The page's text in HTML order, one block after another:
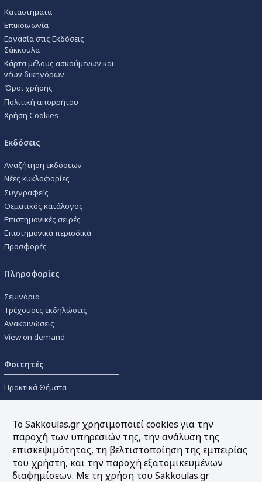
Καταστήματα
Επικοινωνία
Εργασία στις Εκδόσεις
Σάκκουλα
Κάρτα μέλους ασκούμενων και
νέων δικηγόρων
Όροι χρήσης
Πολιτική απορρήτου
Χρήση Cookies
Εκδόσεις
Αναζήτηση εκδόσεων
Νέες κυκλοφορίες
Συγγραφείς
Θεματικός κατάλογος
Επιστημονικές σειρές
Επιστημονικά περιοδικά
Προσφορές
Πληροφορίες
Σεμινάρια
Τρέχουσες εκδηλώσεις
Ανακοινώσεις
View on demand
Φοιτητές
Πρακτικά Θέματα
Οικονομικοί Κώδικες
Συγγραμμάτων
Εργαλεία
Online υπολογισμός τόκων
Το Sakkoulas.gr χρησιμοποιεί cookies για την
παροχή των υπηρεσιών της, την ανάλυση της
επισκεψιμότητας, τη βελτιστοποίηση της εμπειρίας
του χρήστη, και την παροχή εξατομικευμένων
διαφημίσεων. Με τη χρήση του Sakkoulas.gr